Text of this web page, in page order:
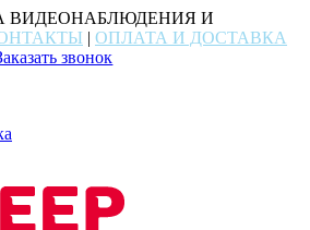
ВИДЕОНАБЛЮДЕНИЯ И
| ОПЛАТА И ДОСТАВКА
звонок